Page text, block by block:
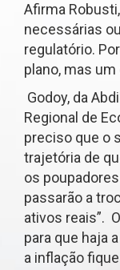
Afirma
necessárias
regulatório.
plano, mas
Godoy, da
Regional de
preciso que o
trajetória de
os
passarão a
ativos reais”.
para que haja
a inflação